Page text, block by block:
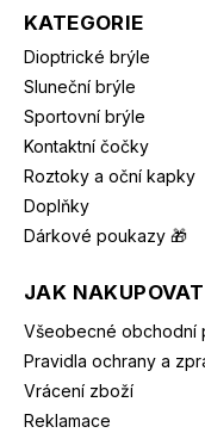
KATEGORIE
Dioptrické brýle
Sluneční brýle
Sportovní brýle
Kontaktní čočky
Roztoky a oční kapky
Doplňky
Dárkové poukazy 🎁
JAK NAKUPOVAT
Všeobecné obchodní
Pravidla ochrany a
Vrácení zboží
Reklamace